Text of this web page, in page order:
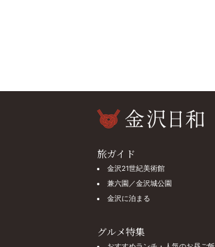
旅ガイド
金沢21世紀美術館
兼六園／金沢城公園
金沢に泊まる
グルメ特集